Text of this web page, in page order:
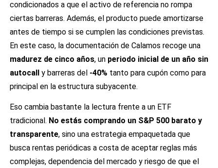
condicionados a que el activo de referencia no rompa
ciertas barreras. Además, el producto puede amortizarse
antes de tiempo si se cumplen las condiciones previstas.
En este caso, la documentación de Calamos recoge una
madurez de cinco años, un periodo inicial de un año sin
autocall y barreras del -40% tanto para cupón como para
principal en la estructura subyacente.
Eso cambia bastante la lectura frente a un ETF
tradicional. No estás comprando un S&P 500 barato y
transparente, sino una estrategia empaquetada que
busca rentas periódicas a costa de aceptar reglas más
complejas, dependencia del mercado y riesgo de que el